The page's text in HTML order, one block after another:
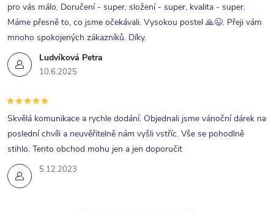
Ludvíková Petra
10.6.2025
pro vás málo. Doručení - super, složení - super, kvalita - super.
Máme přesně to, co jsme očekávali. Vysokou postel 🙏😉. Přeji vám
mnoho spokojených zákazníků. Díky.
5.12.2023
Skvělá komunikace a rychle dodání. Objednali jsme vánoční dárek na
poslední chvíli a neuvěřitelně nám vyšli vstříc. Vše se pohodlně
stihlo. Tento obchod mohu jen a jen doporučit